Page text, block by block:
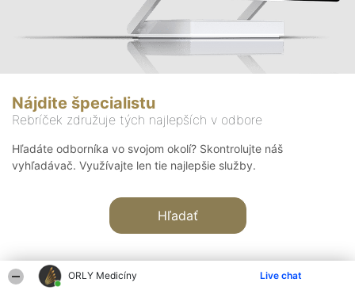
ORLY Medicíny Live chat
Nájdite špecialistu
Rebríček združuje tých najlepších v odbore
Hľadáte odborníka vo svojom okolí? Skontrolujte náš
vyhľadávač. Využívajte len tie najlepšie služby.
Hľadať